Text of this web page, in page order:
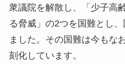
衆議院を解散し、「少子高
る脅威」の2つを国難とし
ました。その国難は今もな
刻化しています。